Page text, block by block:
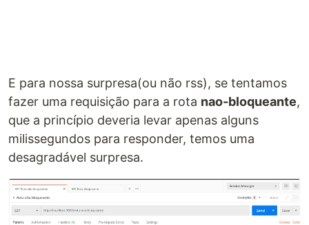
E para nossa surpresa(ou não rss), se tentamos
fazer uma requisição para a rota nao-bloqueante,
que a princípio deveria levar apenas alguns
milissegundos para responder, temos uma
desagradável surpresa.